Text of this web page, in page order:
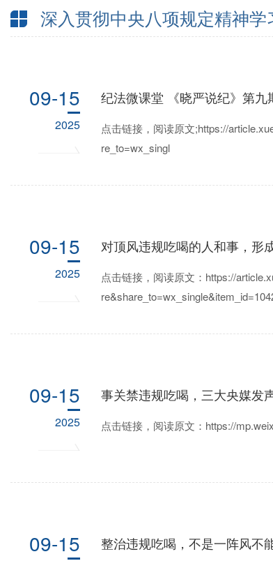
深入贯彻中央八项规定精神学
09-15
2025
纪法微课堂 《晓严说纪》第
点击链接，阅读原文;https://
re_to=wx_singl
09-15
2025
对顶风违规吃喝的人和事，形
点击链接，阅读原文：https://
09-15
2025
事关禁违规吃喝，三大央媒发
点击链接，阅读原文：https://
09-15 整治违规吃喝，不是一阵风不